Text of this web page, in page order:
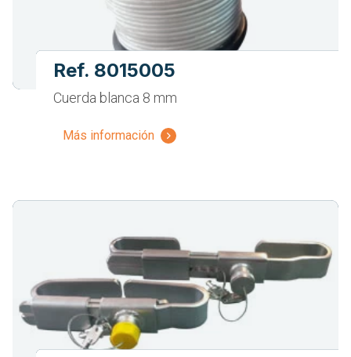
Ref. 8015005
Cuerda blanca 8 mm
Más información